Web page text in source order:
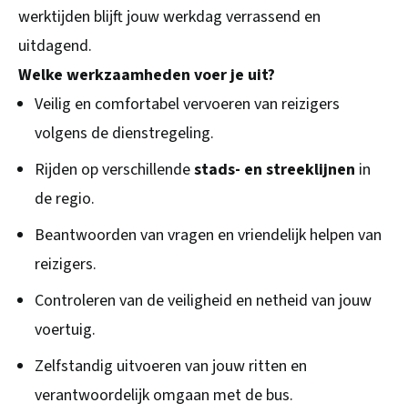
werktijden blijft jouw werkdag verrassend en
uitdagend.
Welke werkzaamheden voer je uit?
Veilig en comfortabel vervoeren van reizigers
volgens de dienstregeling.
Rijden op verschillendestads- en streeklijnen in
de regio.
Beantwoorden van vragen en vriendelijk helpen van
reizigers.
Controleren van de veiligheid en netheid van jouw
voertuig.
Zelfstandig uitvoeren van jouw ritten en
verantwoordelijk omgaan met de bus.